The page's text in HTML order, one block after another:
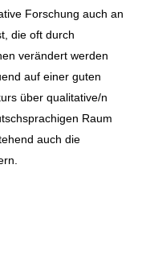
Forschung auch an
die oft durch
verändert werden
auf einer guten
über qualitative/n
Raum
auch die